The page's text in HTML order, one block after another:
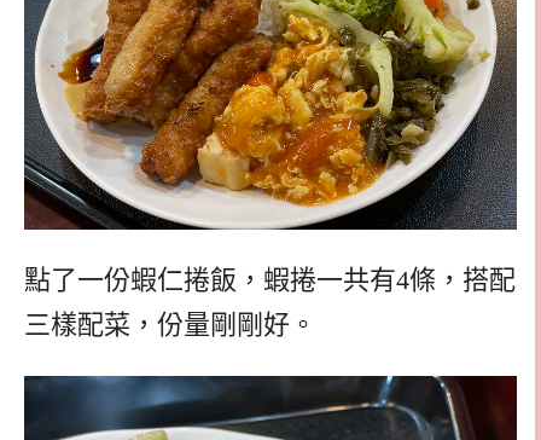
點了一份蝦仁捲飯，蝦捲一共有4條，搭配
三樣配菜，份量剛剛好。